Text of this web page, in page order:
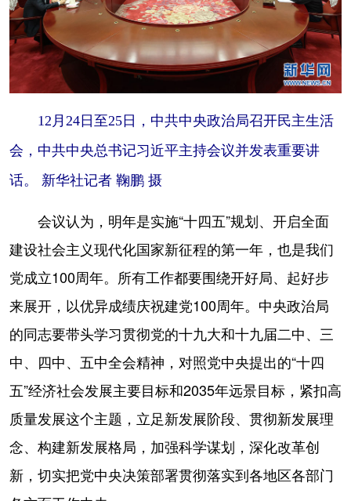
12月24日至25日，中共中央政治局召开民主生活
会，中共中央总书记习近平主持会议并发表重要讲
话。 新华社记者 鞠鹏 摄
会议认为，明年是实施“十四五”规划、开启全面
建设社会主义现代化国家新征程的第一年，也是我们
党成立100周年。所有工作都要围绕开好局、起好步
来展开，以优异成绩庆祝建党100周年。中央政治局
的同志要带头学习贯彻党的十九大和十九届二中、三
中、四中、五中全会精神，对照党中央提出的“十四
五”经济社会发展主要目标和2035年远景目标，紧扣高
质量发展这个主题，立足新发展阶段、贯彻新发展理
念、构建新发展格局，加强科学谋划，深化改革创
新，切实把党中央决策部署贯彻落实到各地区各部门